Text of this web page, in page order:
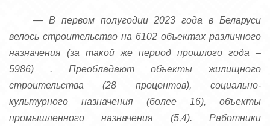
— В первом полугодии 2023 года в Беларуси
велось строительство на 6102 объектах различного
назначения (за такой же период прошлого года –
5986) .
Преобладают объекты жилищного
строительства (28 процентов), социально-
культурного назначения (более 16), объекты
промышленного назначения (5,4). Работники